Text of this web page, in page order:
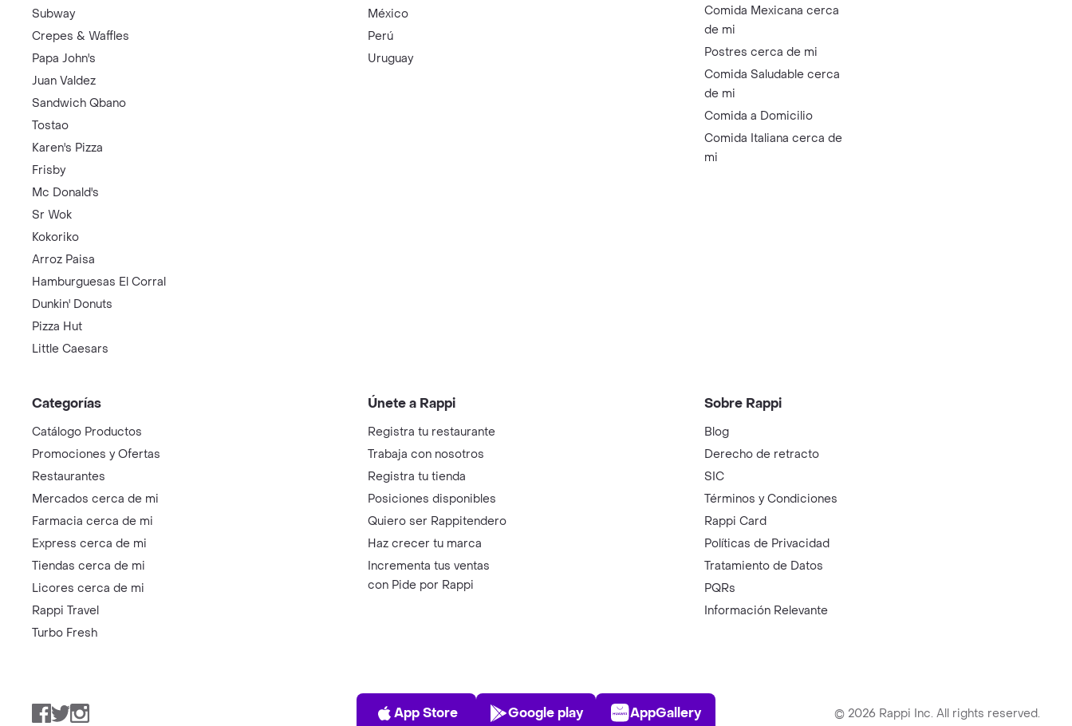
Subway
Crepes & Waffles
Papa John's
Juan Valdez
Sandwich Qbano
Tostao
Karen's Pizza
Frisby
Mc Donald's
Sr Wok
Kokoriko
Arroz Paisa
Hamburguesas El Corral
Dunkin' Donuts
Pizza Hut
Little Caesars
México
Perú
Uruguay
Comida Mexicana cerca
de mi
Postres cerca de mi
Comida Saludable cerca
de mi
Comida a Domicilio
Comida Italiana cerca de
mi
Categorías
Catálogo Productos
Promociones y Ofertas
Restaurantes
Mercados cerca de mi
Farmacia cerca de mi
Express cerca de mi
Tiendas cerca de mi
Licores cerca de mi
Rappi Travel
Turbo Fresh
Únete a Rappi
Registra tu restaurante
Trabaja con nosotros
Registra tu tienda
Posiciones disponibles
Quiero ser Rappitendero
Haz crecer tu marca
Incrementa tus ventas
con Pide por Rappi
Sobre Rappi
Blog
Derecho de retracto
SIC
Términos y Condiciones
Rappi Card
Políticas de Privacidad
Tratamiento de Datos
PQRs
Información Relevante
Facebook
TwitterInstagram
App Store
App Store
Play Store
Google play
AppGallery
AppGallery © 2026 Rappi Inc. All rights reserved.